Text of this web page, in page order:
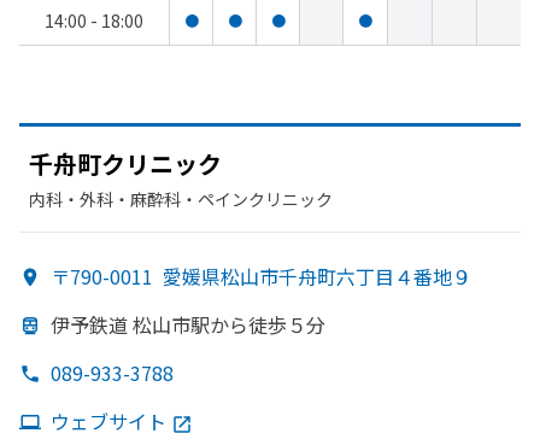
14:00 - 18:00 ● ● ● ●
千舟町クリニック
内科・​外科・​麻酔科・​ペインクリニック
〒790-0011 愛媛県松山市千舟町六丁目４番地９
伊予鉄道 松山市駅から徒歩５分
089-933-3788
ウェブサイト